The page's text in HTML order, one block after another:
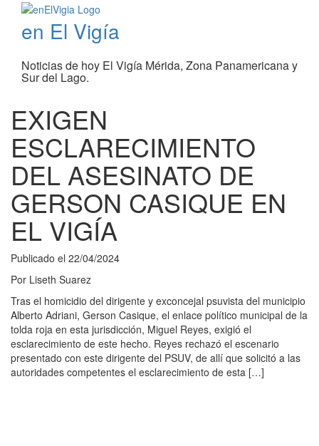
en El Vigía
Noticias de hoy El Vigía Mérida, Zona Panamericana y
Sur del Lago.
EXIGEN
ESCLARECIMIENTO
DEL ASESINATO DE
GERSON CASIQUE EN
EL VIGÍA
Publicado el 22/04/2024
Por Liseth Suarez
Tras el homicidio del dirigente y exconcejal psuvista del municipio
Alberto Adriani, Gerson Casique, el enlace político municipal de la
tolda roja en esta jurisdicción, Miguel Reyes, exigió el
esclarecimiento de este hecho. Reyes rechazó el escenario
presentado con este dirigente del PSUV, de allí que solicitó a las
autoridades competentes el esclarecimiento de esta […]